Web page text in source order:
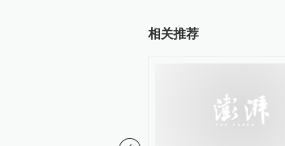
相关推荐